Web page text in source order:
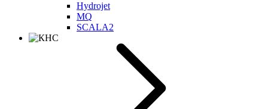
Hydrojet
MQ
SCALA2